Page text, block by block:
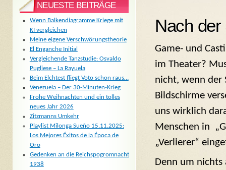
Nach
Game- und
im Theater?
nicht, wenn der
Bildschirme
uns wirklich
Menschen in
„Verlierer“
Denn um nichts
NEUESTE BEITRÄGE
Wenn Balkendiagramme Kriege mit
KI vergleichen
Meine eigene Verschwörungstheorie
El Enganche Initial
Vergleichende Tanzstudie: Osvaldo
Pugliese – La Rayuela
Beim Elchtest fliegt Voto schon raus…
Venezuela – Der 30-Minuten-Krieg
Frohe Weihnachten und ein tolles
neues Jahr 2026
Zitzmanns Umkehr
Playlist Milonga Sueño 15.11.2025:
Los Mejores Éxitos de la Época de
Oro
Gedenken an die Reichspogromnacht
1938